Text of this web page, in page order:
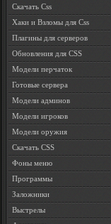
Скачать Css
Хаки и Взломы для Css
Плагины для серверов
Обновления для CSS
Модели перчаток
Готовые сервера
Модели админов
Модели игроков
Модели оружия
Скачать CSS
Фоны меню
Программы
Заложники
Выстрелы